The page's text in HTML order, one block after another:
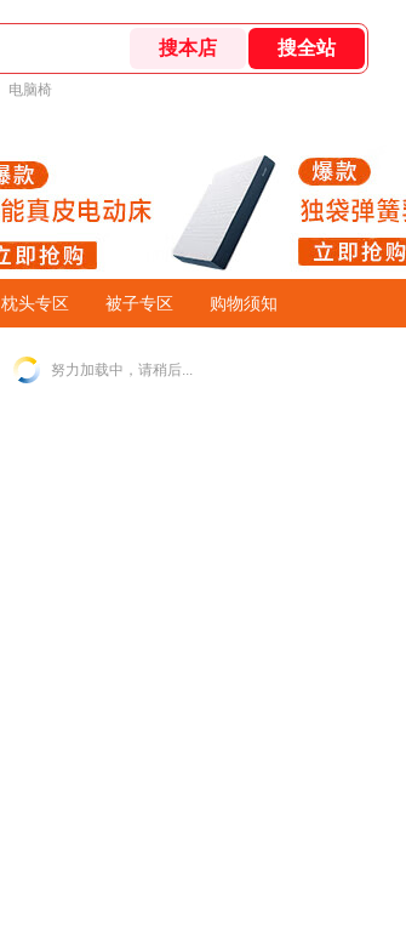
电脑椅
枕头专区 被子专区 购物须知
努力加载中，请稍后...